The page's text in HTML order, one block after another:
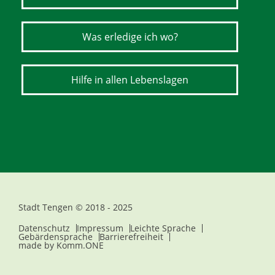
Was erledige ich wo?
Hilfe in allen Lebenslagen
Stadt Tengen © 2018 - 2025
Datenschutz
Impressum Leichte Sprache
Gebärdensprache Barrierefreiheit
made by Komm.ONE